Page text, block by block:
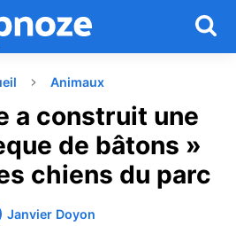
Animaux
a construit une
de bâtons »
chiens du parc
Janvier Doyon